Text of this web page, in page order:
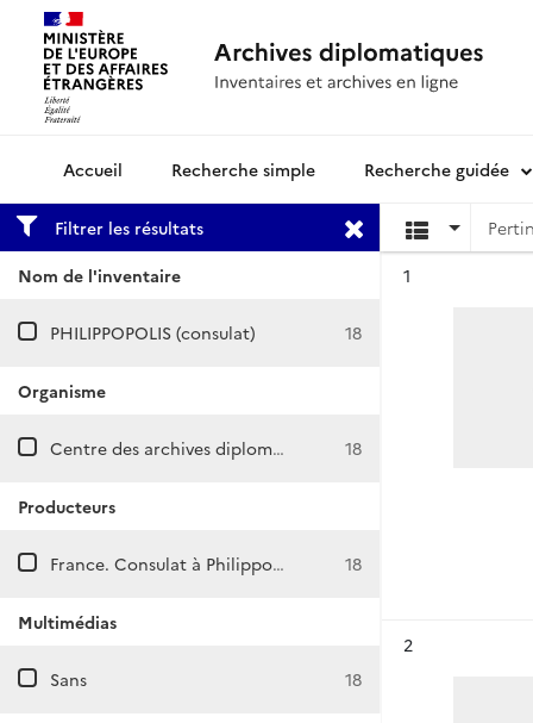
Archives diplomatiquesRecherche simple Recherche guidée
Filtrer les résultats
Nom de l'inventaire
PHILIPPOPOLIS (consulat) 18
Organisme
Centre des archives diplomatiques de Nantes 18
Producteurs
France. Consulat à Philippopolis (Bulgarie) 18
Multimédias
Sans 18
1
2